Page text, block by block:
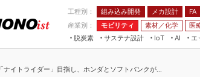
工程別： 組み込み開発 メカ設計 FA
産業別：
モビリティ 素材／化学 医
脱炭素
サステナ設計
IoT
つながる工場
AI
AI×設備保全
エ
JIMTOF
「ナイトライダー」目指し、ホンダとソフトバンクが...